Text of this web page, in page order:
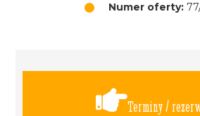
Numer oferty:
Terminy /